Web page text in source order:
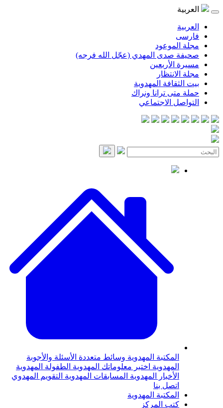
المهدي (عجّل الله فرجه)
المهدوية
ترانا ونراك
الاجتماعي
المهدويةوسائط متعددةالأسئلة والأجوبة
اختبر معلوماتك المهدويةالطفولة المهدوية
المهدويةالمسابقات المهدويةالتقويم المهدوي
المهدوية